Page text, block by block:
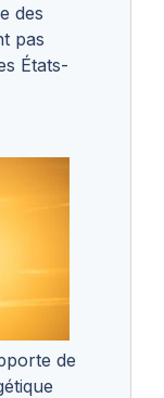
des
pas
États-
de